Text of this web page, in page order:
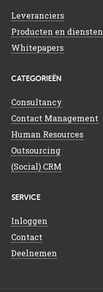
Leveranciers
Producten en diensten
Whitepapers
CATEGORIEËN
Consultancy
Contact Management
Human Resources
Outsourcing
(Social) CRM
SERVICE
Inloggen
Contact
Deelnemen